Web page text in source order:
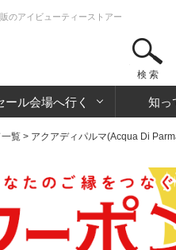
のアイビューティーストアー
検 索
ール会場へ行く 知っ
覧 > アクアディパルマ(Acqua Di